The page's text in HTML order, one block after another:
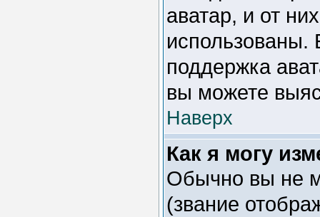
аватар, и от
поддержка
вы можете
Наверх
Как я могу
Обычно вы не
(звание